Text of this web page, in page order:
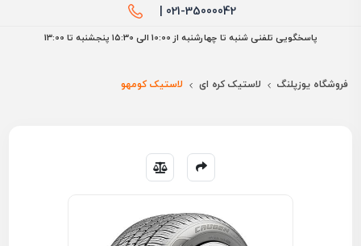
021-35000042 |
پاسخگویی تلفنی شنبه تا چهارشنبه از 10:00 الی ۱۵:30 پنجشنبه تا 13:00
فروشگاه یوزپلنگ لاستیک کره ای لاستیک کومهو